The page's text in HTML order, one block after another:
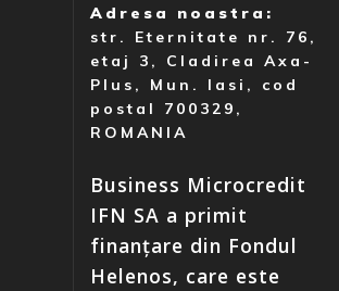
Adresa noastra:
str. Eternitate nr. 76,
etaj 3, Cladirea Axa-
Plus, Mun. Iasi, cod
postal 700329,
ROMANIA
Business Microcredit
IFN SA a primit
finanțare din Fondul
Helenos, care este